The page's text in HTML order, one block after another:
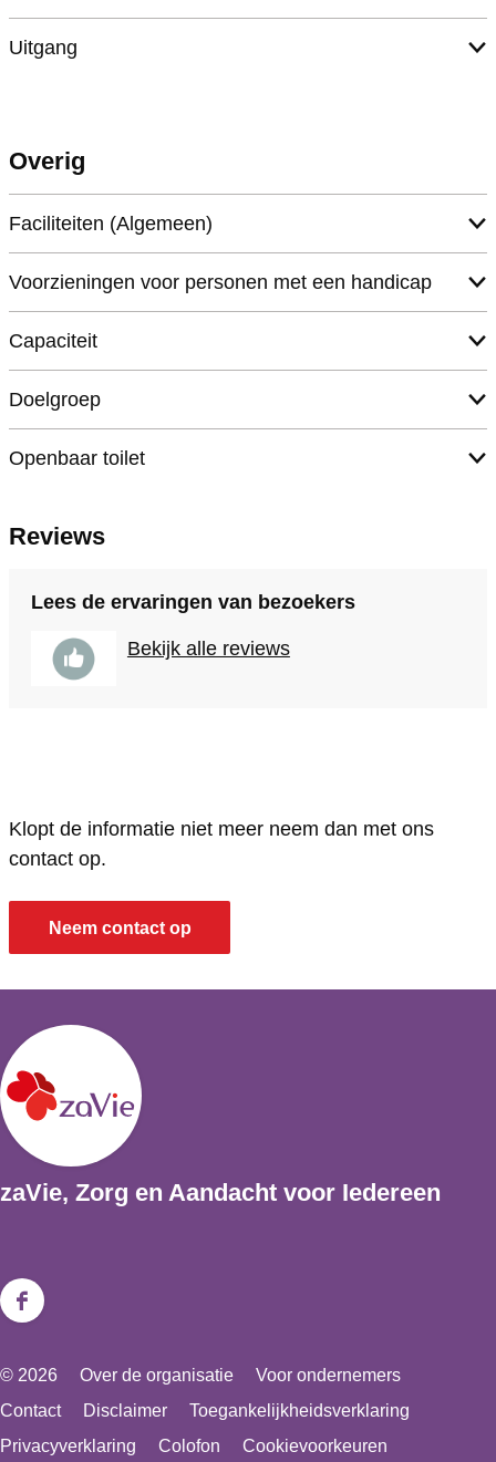
Uitgang
Overig
Faciliteiten (Algemeen)
Voorzieningen voor personen met een handicap
Capaciteit
Doelgroep
Openbaar toilet
Reviews
Lees de ervaringen van bezoekers
Bekijk alle reviews
Klopt de informatie niet meer neem dan met ons
contact op.
Neem contact op
zaVie, Zorg en Aandacht voor Iedereen
F
c
e
b
© 2026 Over de organisatie
Voor ondernemers
Contact
Disclaimer
Toegankelijkheidsverklaring
Privacyverklaring
Colofon Cookievoorkeuren